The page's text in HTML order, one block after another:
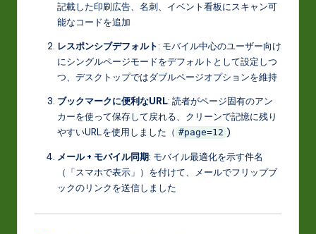
記載した印刷広告、名刺、イベント看板にスキャン可
能なコードを追加
レスポンシブデフォルト: モバイル中心のユーザー向け
にシングルページモードをデフォルトとして設定しつ
つ、デスクトップではダブルページオプションを維持
ブックマークに便利なURL: 読者がページ固有のアン
カーを使って保存して戻れる、クリーンで記憶に残り
やすいURLを使用しました（ #page=12 )
メール + モバイル同期: モバイル最適化を示す件名
（「スマホで表示」）を付けて、メールでフリップブ
ックのリンクを送信しました